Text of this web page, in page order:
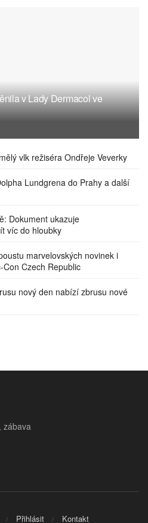
v Lady Dermacol ve
vlk režiséra Ondřeje Veverky
Lundgrena do Prahy a další
Dokument ukazuje
víc do hloubky
marvelovských novinek i
Czech Republic
nový den nabízí zbrusu nové
zábava
Přihlásit Kontakt